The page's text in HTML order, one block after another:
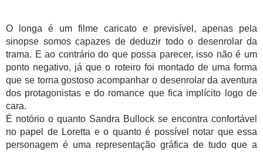
O longa é um filme caricato e previsível, apenas pela
sinopse somos capazes de deduzir todo o desenrolar da
trama. E ao contrário do que possa parecer, isso não é um
ponto negativo, já que o roteiro foi montado de uma forma
que se torna gostoso acompanhar o desenrolar da aventura
dos protagonistas e do romance que fica implícito logo de
cara.
É notório o quanto Sandra Bullock se encontra confortável
no papel de Loretta e o quanto é possível notar que essa
personagem é uma representação gráfica de tudo que a